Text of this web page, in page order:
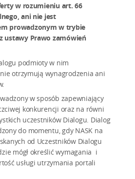
w rozumieniu art. 66
ani nie jest
prowadzonym w trybie
ustawy Prawo zamówień
podmioty w nim
otrzymują wynagrodzenia ani
w sposób zapewniający
konkurencji oraz na równi
uczestników Dialogu. Dialog
do momentu, gdy NASK na
od Uczestników Dialogu
mógł określić wymagania i
usługi utrzymania portali